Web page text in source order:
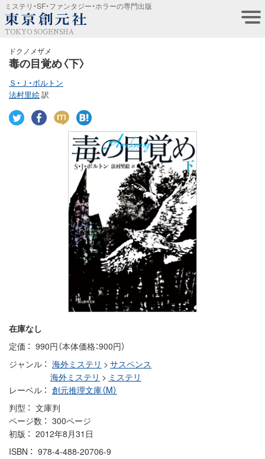
ミステリ・SF・ファンタジー・ホラーの専門出版
TOKYO SOGENSHA
ドクノメザメ
毒の目覚め〈下〉
Ｓ・Ｊ・ボルトン
法村里絵訳
在庫なし
定価
990円（本体価格：900円）
ジャンル
海外ミステリ > サスペンス
海外ミステリ > ミステリ
レーベル
創元推理文庫（M）
判型
文庫判
ページ数
300ページ
初版
2012年8月31日
ISBN
978-4-488-20706-9